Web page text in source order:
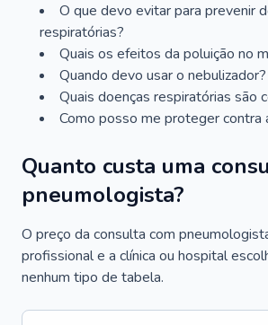
O que devo evitar para prevenir
respiratórias?
Quais os efeitos da poluição no
Quando devo usar o nebulizador?
Quais doenças respiratórias são
Como posso me proteger contra
Quanto custa uma
pneumologista?
O preço da consulta com
profissional e a clínica ou hospital
nenhum tipo de tabela.